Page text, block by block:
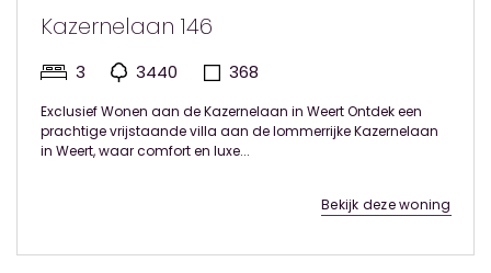
Kazernelaan 146
3 3440 368
Exclusief Wonen aan de Kazernelaan in Weert Ontdek een
prachtige vrijstaande villa aan de lommerrijke Kazernelaan
in Weert, waar comfort en luxe...
Bekijk deze woning